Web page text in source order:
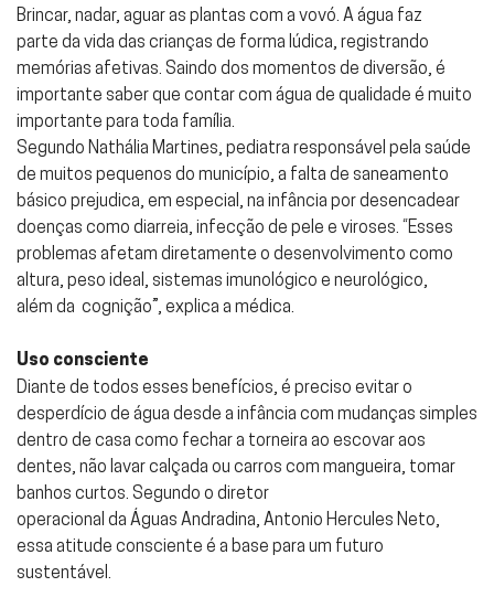
Brincar, nadar, aguar as plantas com a vovó. A água faz
parte da vida das crianças de forma lúdica, registrando
memórias afetivas. Saindo dos momentos de diversão, é
importante saber que contar com água de qualidade é muito
importante para toda família.
Segundo Nathália Martines, pediatra responsável pela saúde
de muitos pequenos do município, a falta de saneamento
básico prejudica, em especial, na infância por desencadear
doenças como diarreia, infecção de pele e viroses. “Esses
problemas afetam diretamente o desenvolvimento como
altura, peso ideal, sistemas imunológico e neurológico,
além da cognição”, explica a médica.
Uso consciente
Diante de todos esses benefícios, é preciso evitar o
desperdício de água desde a infância com mudanças simples
dentro de casa como fechar a torneira ao escovar aos
dentes, não lavar calçada ou carros com mangueira, tomar
banhos curtos. Segundo o diretor
operacional da Águas Andradina, Antonio Hercules Neto,
essa atitude consciente é a base para um futuro
sustentável.